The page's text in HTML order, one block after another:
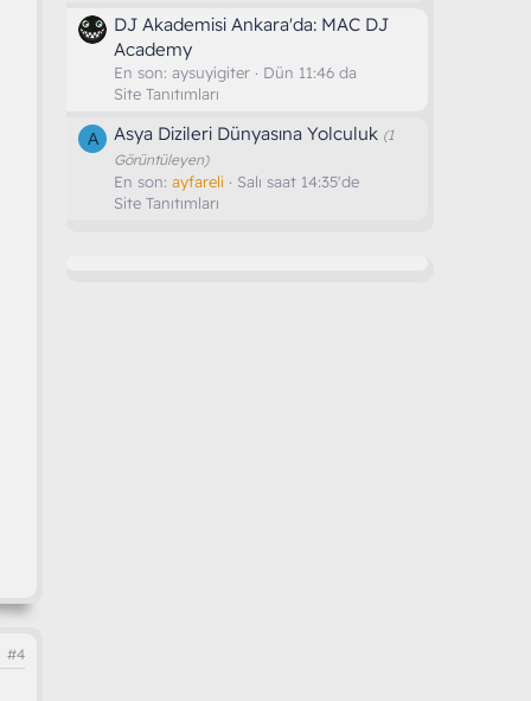
#4
DJ Akademisi Ankara'da: MAC DJ
Academy
En son: aysuyigiter
Dün 11:46 da
Site Tanıtımları
A Asya Dizileri Dünyasına Yolculuk (1
Görüntüleyen)
En son: ayfareli
Salı saat 14:35'de
Site Tanıtımları